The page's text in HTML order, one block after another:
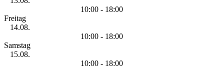
10:00 - 18:00
Freitag
14.08.
10:00 - 18:00
Samstag
15.08.
10:00 - 18:00